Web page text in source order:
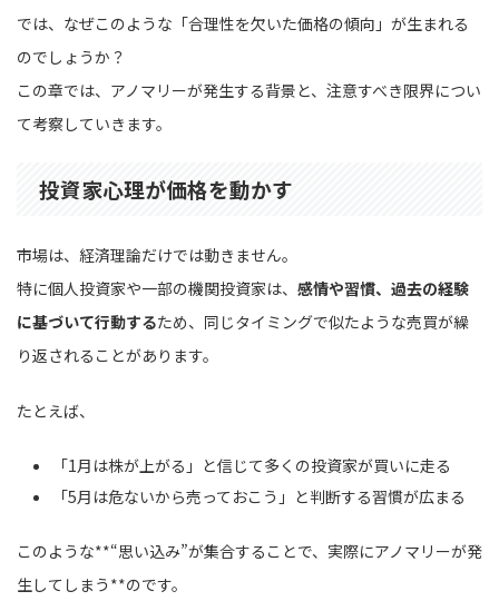
では、なぜこのような「合理性を欠いた価格の傾向」が生まれる
のでしょうか？
この章では、アノマリーが発生する背景と、注意すべき限界につい
て考察していきます。
投資家心理が価格を動かす
市場は、経済理論だけでは動きません。
特に個人投資家や一部の機関投資家は、 感情や習慣、過去の経験
に基づいて行動するため、同じタイミングで似たような売買が繰
り返されることがあります。
たとえば、
「1月は株が上がる」と信じて多くの投資家が買いに走る
「5月は危ないから売っておこう」と判断する習慣が広まる
このような**“思い込み”が集合することで、実際にアノマリーが発
生してしまう**のです。